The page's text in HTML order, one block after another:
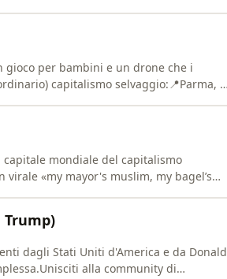
per bambini e un drone che i
capitalismo selvaggio:📍Parma, 9
mondiale del capitalismo
«my mayor's muslim, my bagel’s
dagli Stati Uniti d'America e da Donald
alla community di